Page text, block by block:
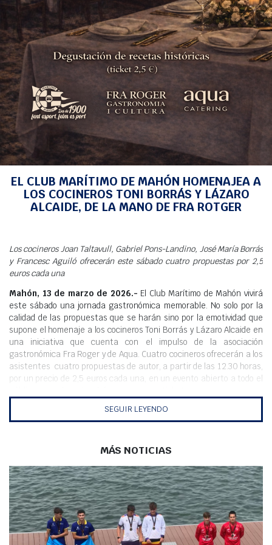
Meteo
INICIO NOTICIAS> EVENTOS SOCIALES
> EL CLUB MARÍTIMO DE MAHÓN
HOMENAJEA A LOS COCINEROS TONI BORRÁS Y LÁZARO ALCAIDE, DE LA MANO
DE FRA ROTGER
EL CLUB MARÍTIMO DE MAHÓN HOMENAJEA A
LOS COCINEROS TONI BORRÁS Y LÁZARO
ALCAIDE, DE LA MANO DE FRA ROTGER
Los cocineros Joan Taltavull, Gabriel Pons-Landino, José María Borrás
y Francesc Aguiló ofrecerán este sábado cuatro propuestas por 2,5
euros cada una
Mahón, 13 de marzo de 2026.- El Club Marítimo de Mahón vivirá
este sábado una jornada gastronómica memorable. No solo por la
calidad de las propuestas que se harán sino por la emotividad que
supone el homenaje a los cocineros Toni Borrás y Lázaro Alcaide en
una iniciativa que cuenta con el impulso de la asociación
gastronómica Fra Roger y de Aqua. Cuatro cocineros ofrecerán a los
asistentes cuatro propuestas de autor, a partir de las 12.30 horas,
por un precio de 2,5 euros cada una, en un evento abierto a todo el
Las manos y el talento de Joan Taltavull, Gabriel Pons-Landino, José
María Borrás y Francesc Aguiló alimentarán los sentidos de los
Las propuestas serán:
Joan Taltavull: Tartaletas con steaktartar y mahonesa de trufa.
Gabriel Pons-Landino: Croquetas de mero.
José María Borrás: ‘Greixera de peus de porc’ con atún.
SEGUIR LEYENDO
MÁS NOTICIAS